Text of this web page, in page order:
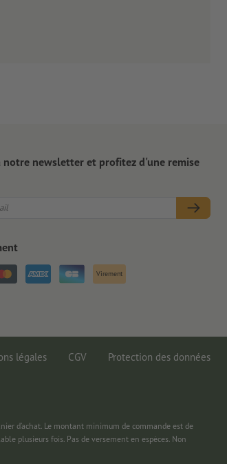
notre newsletter et profitez d'une remise
Virement
légales CGV Protection des données
d’achat. Le montant minimum de commande est de
plusieurs fois. Pas de versement en espèces. Non